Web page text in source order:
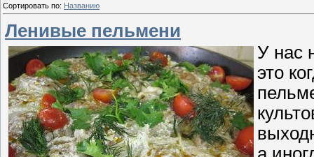
Сортировать по: Названию
Ленивые пельмени
У нас
это